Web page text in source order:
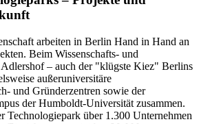
arbeiten in Berlin Hand in Hand an
Beim Wissenschafts- und
– auch der "klügste Kiez" Berlins
außeruniversitäre
und Gründerzentren sowie der
der Humboldt-Universität zusammen.
Technologiepark über 1.300 Unternehmen